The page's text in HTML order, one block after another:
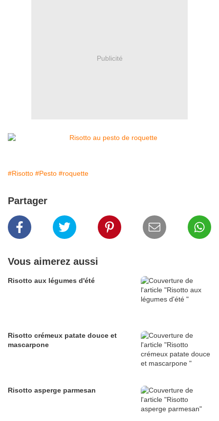
Publicité
#Risotto #Pesto #roquette
Partager
Vous aimerez aussi
Risotto aux légumes d'été
Risotto crémeux patate douce et
mascarpone
Risotto asperge parmesan